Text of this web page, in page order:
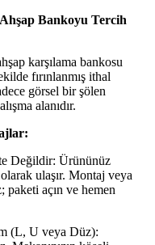
Bankoyu Tercih
karşılama bankosu
fırınlanmış ithal
görsel bir şölen
alanıdır.
Değildir: Ürününüz
ulaşır. Montaj veya
açın ve hemen
(L, U veya Düz):